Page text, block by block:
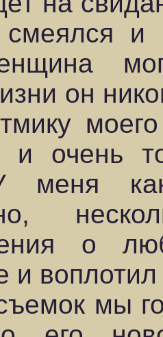
и
он
и очень
меня
о
и
мы